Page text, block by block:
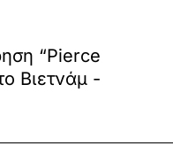
“Pierce
Βιετνάμ -